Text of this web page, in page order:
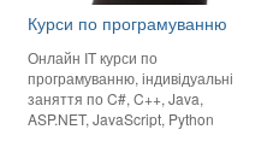
Курси по програмуванню
Онлайн IT курси по
програмуванню, індивідуальні
заняття по C#, C++, Java,
ASP.NET, JavaScript, Python